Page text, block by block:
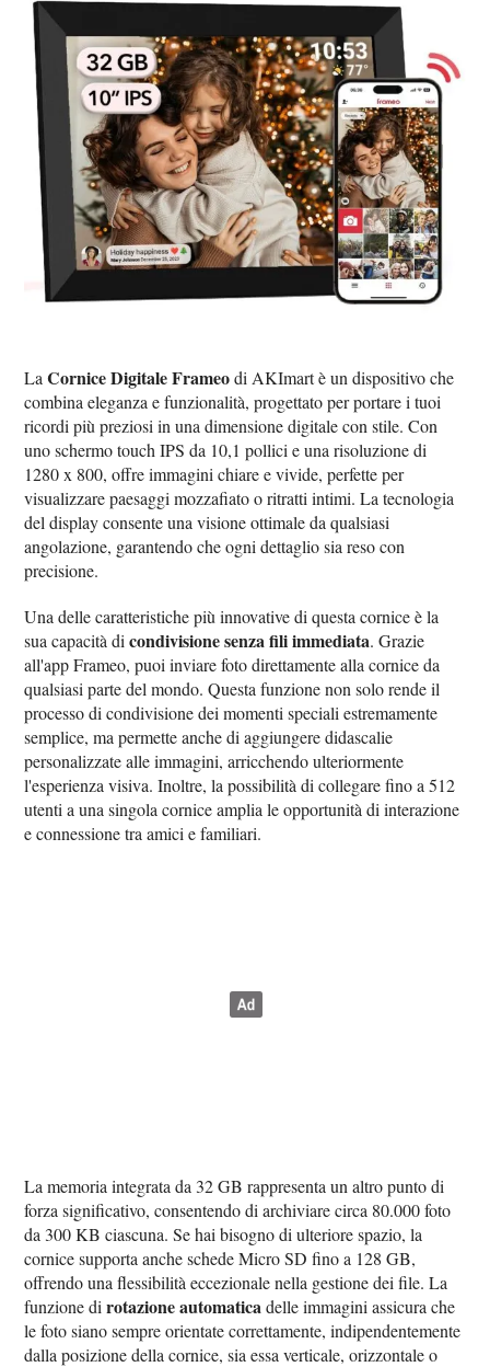
LaCornice Digitale Frameodi AKImart è un dispositivo che
combina eleganza e funzionalità, progettato per portare i tuoi
ricordi più preziosi in una dimensione digitale con stile. Con
uno schermo touch IPS da 10,1 pollici e una risoluzione di
1280 x 800, offre immagini chiare e vivide, perfette per
visualizzare paesaggi mozzafiato o ritratti intimi. La tecnologia
del display consente una visione ottimale da qualsiasi
angolazione, garantendo che ogni dettaglio sia reso con
precisione.
Una delle caratteristiche più innovative di questa cornice è la
sua capacità dicondivisione senza fili immediata. Grazie
all'app Frameo, puoi inviare foto direttamente alla cornice da
qualsiasi parte del mondo. Questa funzione non solo rende il
processo di condivisione dei momenti speciali estremamente
semplice, ma permette anche di aggiungere didascalie
personalizzate alle immagini, arricchendo ulteriormente
l'esperienza visiva. Inoltre, la possibilità di collegare fino a 512
utenti a una singola cornice amplia le opportunità di interazione
e connessione tra amici e familiari.
La memoria integrata da 32 GB rappresenta un altro punto di
forza significativo, consentendo di archiviare circa 80.000 foto
da 300 KB ciascuna. Se hai bisogno di ulteriore spazio, la
cornice supporta anche schede Micro SD fino a 128 GB,
offrendo una flessibilità eccezionale nella gestione dei file. La
funzione dirotazione automaticadelle immagini assicura che
le foto siano sempre orientate correttamente, indipendentemente
dalla posizione della cornice, sia essa verticale, orizzontale o